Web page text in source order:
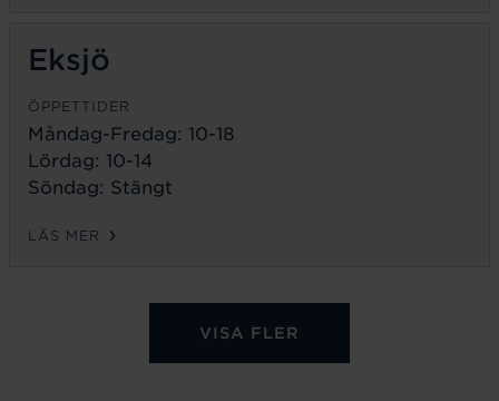
Eksjö
ÖPPETTIDER
Måndag-Fredag: 10-18
Lördag: 10-14
Söndag: Stängt
LÄS MER
VISA FLER